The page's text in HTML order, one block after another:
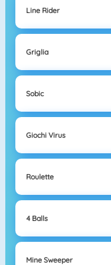
Line Rider
Griglia
Sobic
Giochi Virus
Roulette
4 Balls
Mine Sweeper